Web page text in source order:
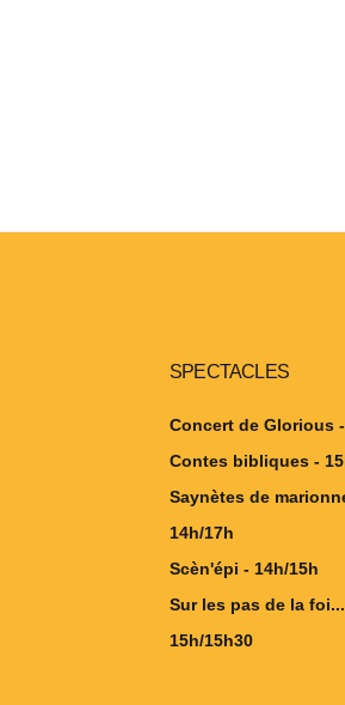
SPECTACLES
Concert de Glorious
Contes bibliques -
Saynètes de
14h/17h
Scèn'épi - 14h/15h
Sur les pas de la
15h/15h30